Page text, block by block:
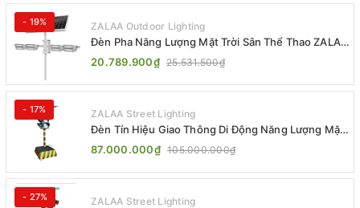
- 19% ZALAA Outdoor Lighting
Đèn Pha Năng Lượng Mặt Trời Sân Thể Thao ZALAA
Jsc Chống Nước IP65 Cao Cấp
20.789.900₫ 25.531.500₫
- 17% ZALAA Street Lighting
Đèn Tín Hiệu Giao Thông Di Động Năng Lượng Mặt
Trời ZALAA ZL-300A-D
87.000.000₫ 105.000.000₫
- 27% ZALAA Street Lighting